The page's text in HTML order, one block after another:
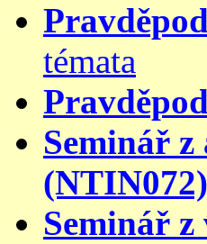
témata
Seminář
(NTIN072)
Seminář